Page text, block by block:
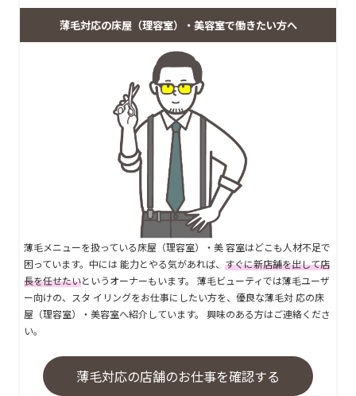
薄毛対応の床屋（理容室）・美容室で働きたい方へ
薄毛メニューを扱っている床屋（理容室）・美 容室はどこも人材不足で
困っています。中には 能力とやる気があれば、 すぐに新店舗を出して店
長を任せたいというオーナーもいます。 薄毛ビューティでは薄毛ユーザ
ー向けの、スタ イリングをお仕事にしたい方を、優良な薄毛対 応の床
屋（理容室）・美容室へ紹介しています。 興味のある方はご連絡くださ
い。
薄毛対応の店舗のお仕事を確認する